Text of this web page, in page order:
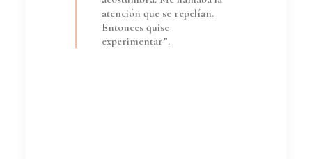
atención que se repelían.
Entonces quise
experimentar”.